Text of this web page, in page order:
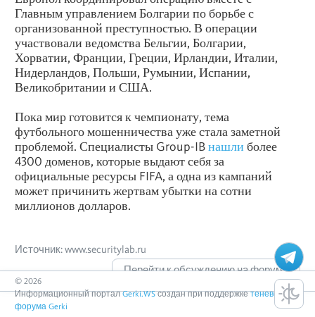
Главным управлением Болгарии по борьбе с
организованной преступностью. В операции
участвовали ведомства Бельгии, Болгарии,
Хорватии, Франции, Греции, Ирландии, Италии,
Нидерландов, Польши, Румынии, Испании,
Великобритании и США.
Пока мир готовится к чемпионату, тема
футбольного мошенничества уже стала заметной
проблемой. Специалисты Group-IBнашли более
4300 доменов, которые выдают себя за
официальные ресурсы FIFA, а одна из кампаний
может причинить жертвам убытки на сотни
миллионов долларов.
Источник: www.securitylab.ru
Перейти к обсуждению на форуме
© 2026
Информационный порталGerki.WSсоздан при поддержкетеневого
форума Gerki